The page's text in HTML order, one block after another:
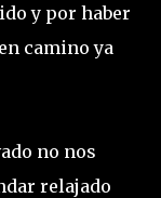
y por haber
camino ya
no nos
relajado